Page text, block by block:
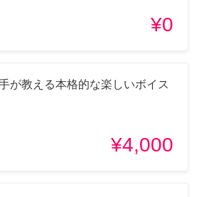
¥0
が教える本格的な楽しいボイス
¥4,000